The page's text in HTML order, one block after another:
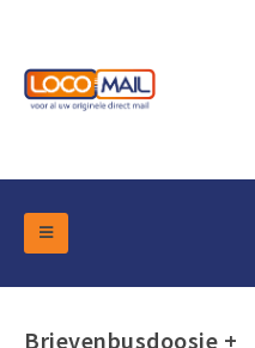
Brievenbusdoosje +
DM Marketing Tools